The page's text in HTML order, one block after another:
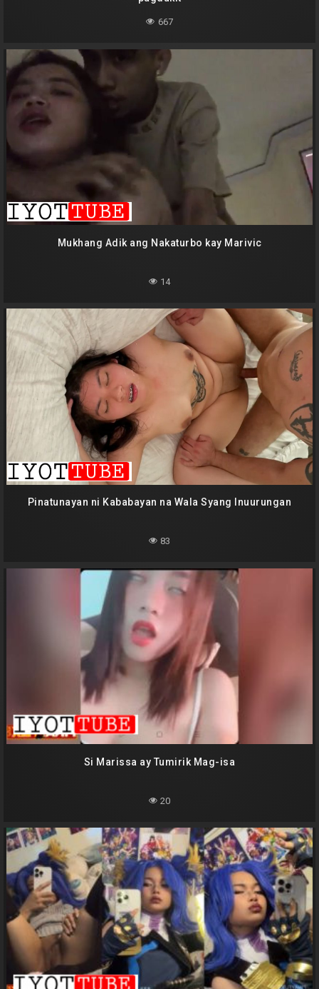
667
Mukhang Adik ang Nakaturbo kay Marivic
14
Pinatunayan ni Kababayan na Wala Syang Inuurungan
83
Si Marissa ay Tumirik Mag-isa
20